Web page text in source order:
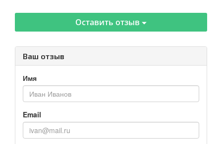
Оставить отзыв
Ваш отзыв
Имя
Email